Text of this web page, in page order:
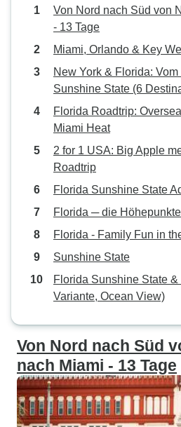
Von Nord nach Süd von
- 13 Tage
Miami, Orlando & Key
New York & Florida:
Sunshine State (6
Florida Roadtrip:
Miami Heat
2 for 1 USA: Big Apple
Roadtrip
Florida Sunshine State
Florida ─ die
Florida - Family Fun in
Sunshine State
Florida Sunshine State
Variante, Ocean View)
Von Nord nach Süd
nach Miami - 13 Tage